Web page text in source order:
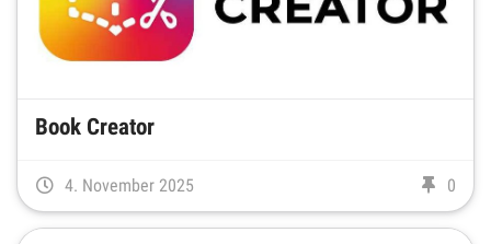
Book Creator
0
4. November 2025